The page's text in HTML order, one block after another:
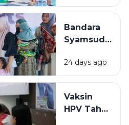
di Kalsel,
Siapkan
Dukungan
Bandara
Syamsudin
Salurkan
Bantuan
untuk
Stunting
24 days ago
Vaksin
HPV Tahap